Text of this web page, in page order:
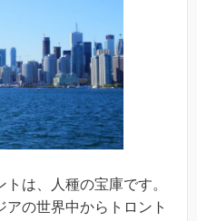
は、人種の宝庫です。
の世界中からトロント